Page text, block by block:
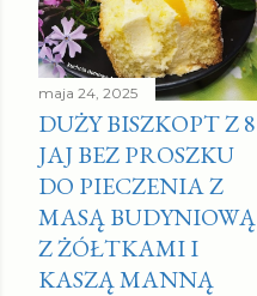
maja 24, 2025
DUŻY BISZKOPT Z 8
JAJ BEZ PROSZKU
DO PIECZENIA Z
MASĄ BUDYNIOWĄ
Z ŻÓŁTKAMI I
KASZĄ MANNĄ